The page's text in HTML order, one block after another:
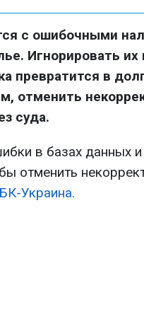
с ошибочными
Игнорировать их
превратится в
отменить
суда.
в базах данных и
отменить
Украина.